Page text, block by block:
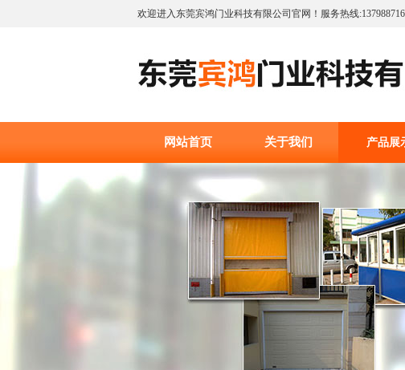
欢迎进入东莞宾鸿门业科技有限公司官网！服务热线
网站首页 关于我们 产品展